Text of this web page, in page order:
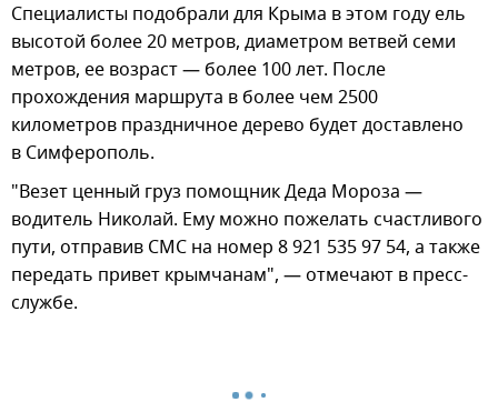
Специалисты подобрали для Крыма в этом году ель
высотой более 20 метров, диаметром ветвей семи
метров, ее возраст — более 100 лет. После
прохождения маршрута в более чем 2500
километров праздничное дерево будет доставлено
в Симферополь.
"Везет ценный груз помощник Деда Мороза —
водитель Николай. Ему можно пожелать счастливого
пути, отправив СМС на номер 8 921 535 97 54, а также
передать привет крымчанам", — отмечают в пресс-
службе.